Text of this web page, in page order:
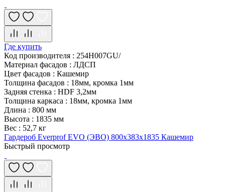
Где купить
Код производителя : 254H007GU/
Материал фасадов : ЛДСП
Цвет фасадов : Кашемир
Толщина фасадов : 18мм, кромка 1мм
Задняя стенка : HDF 3,2мм
Толщина каркаса : 18мм, кромка 1мм
Длина : 800 мм
Высота : 1835 мм
Вес : 52,7 кг
Гардероб Everprof EVO (ЭВО) 800х383x1835 Кашемир
Быстрый просмотр